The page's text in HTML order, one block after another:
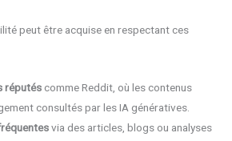
peut être acquise en respectant ces
réputés comme Reddit, où les contenus
consultés par les IA génératives.
via des articles, blogs ou analyses